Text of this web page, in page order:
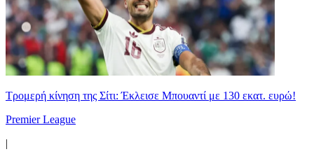
Τρομερή κίνηση της Σίτι: Έκλεισε Μπουαντί με 130 εκατ. ευρώ!
Premier League
|